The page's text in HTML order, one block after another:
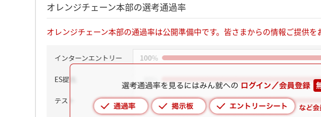
投票する
動画で知ろう！業界・企業研究
オレンジチェーン本部の選考通過率
オレンジチェーン本部の通過率は公開準備中です。皆さまからの情報ご提供を